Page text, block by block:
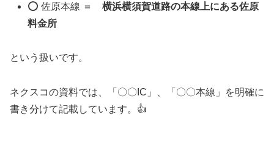
⭕ 佐原本線 ＝横浜横須賀道路の本線上にある佐原
料金所
という扱いです。
ネクスコの資料では、「〇〇IC」、「〇〇本線」を明確に
書き分けて記載しています。👍